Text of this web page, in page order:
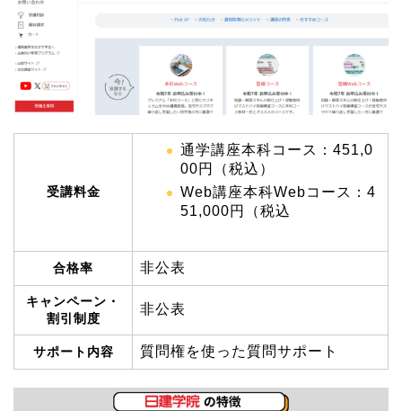
受講料金
通学講座本科コース：451,0
00円（税込）
Web講座本科Webコース：4
51,000円（税込
合格率 非公表
キャンペーン・
割引制度
非公表
サポート内容 質問権を使った質問サポート